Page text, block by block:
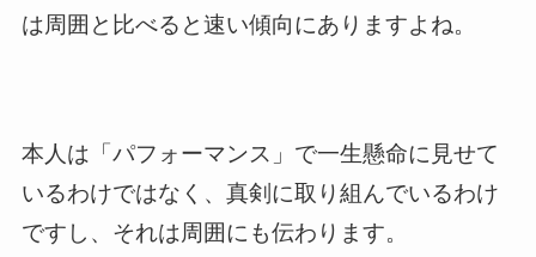
は周囲と比べると速い傾向にありますよね。
本人は「パフォーマンス」で一生懸命に見せて
いるわけではなく、真剣に取り組んでいるわけ
ですし、それは周囲にも伝わります。